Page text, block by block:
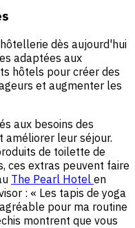
dès aujourd'hui
adaptées aux
hôtels pour créer des
et augmenter les
aux besoins des
améliorer leur séjour.
de toilette de
ces extras peuvent faire
The Pearl Hotel en
: « Les tapis de yoga
pour ma routine
montrent que vous